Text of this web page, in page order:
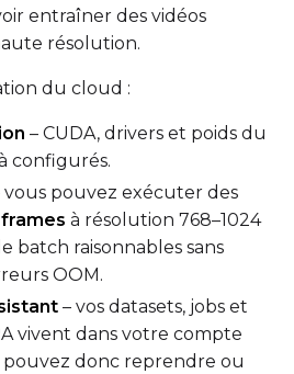
SAMPLE
Sample Every
Sampler
FlowMatch
Guidance Scale
entraîner des vidéos
résolution.
du cloud :
– CUDA, drivers et poids du
configurés.
vous pouvez exécuter des
frames à résolution 768–1024
batch raisonnables sans
OOM.
– vos datasets, jobs et
vivent dans votre compte
pouvez donc reprendre ou